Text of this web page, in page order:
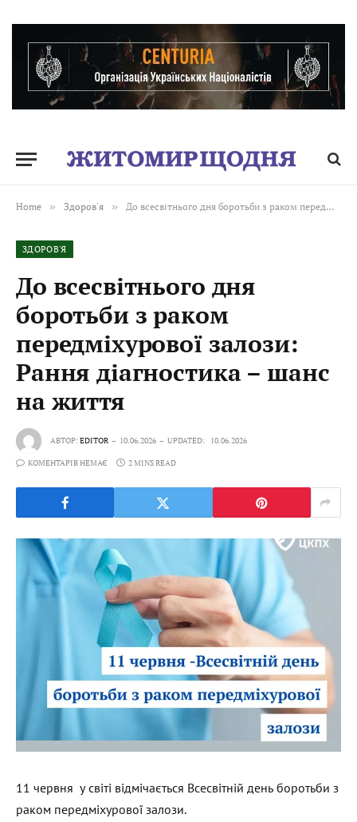
Home » Здоров'я » До всесвітнього дня боротьби з раком передміхурової залози: Рання діагностика – шанс на життя
ЗДОРОВ'Я
До всесвітнього дня
боротьби з раком
передміхурової залози:
Рання діагностика – шанс
на життя
АВТОР:EDITOR 10.06.2026 UPDATED: 10.06.2026
КОМЕНТАРІВ НЕМАЄ 2 MINS READ
11 червня у світі відмічається Всесвітній день боротьби з
раком передміхурової залози.